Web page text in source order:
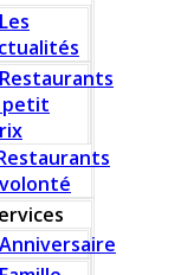
Les
Restaurants
petit
Anniversaire